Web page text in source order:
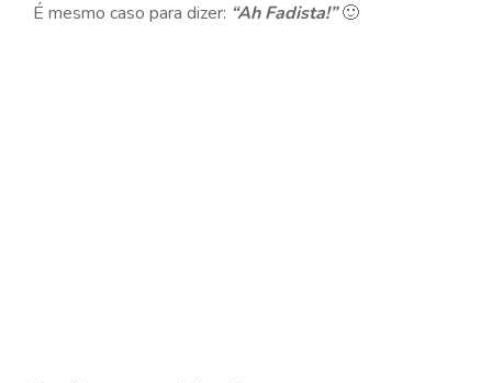
É mesmo caso para dizer: “Ah Fadista!”🙂